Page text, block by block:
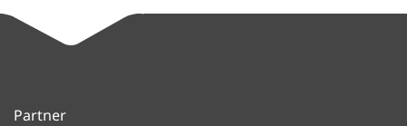
Partner